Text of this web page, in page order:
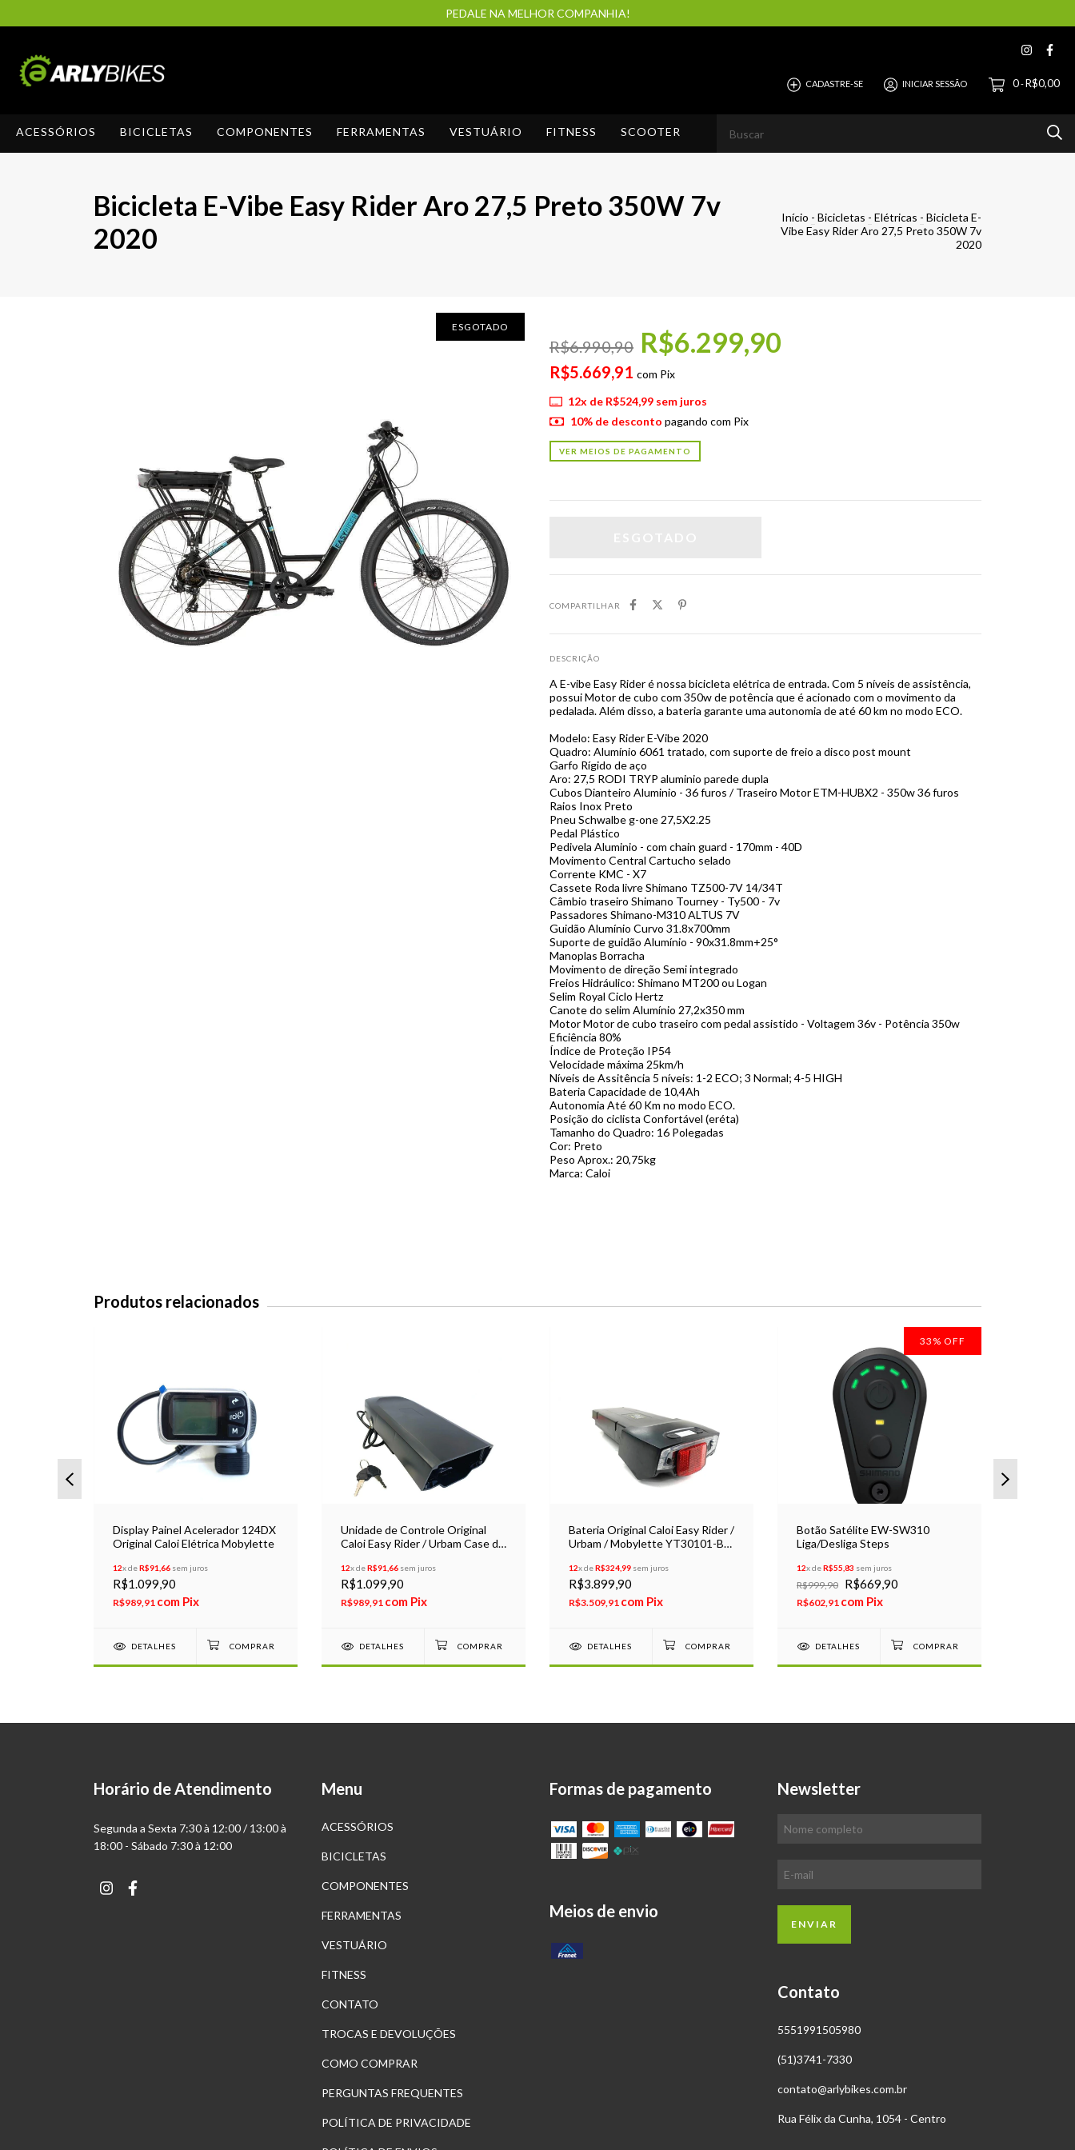
PEDALE NA MELHOR COMPANHIA!
CADASTRE-SE INICIAR SESSÃO 0-R$0,00
ACESSÓRIOS BICICLETAS COMPONENTES FERRAMENTAS VESTUÁRIO FITNESS SCOOTER
Bicicleta E-Vibe Easy Rider Aro 27,5 Preto 350W 7v
2020
Início - Bicicletas - Elétricas - Bicicleta E-
Vibe Easy Rider Aro 27,5 Preto 350W 7v
2020
ESGOTADO
R$6.990,90 R$6.299,90
R$5.669,91 com Pix
12x de R$524,99sem juros
10% de desconto pagando com Pix
VER MEIOS DE PAGAMENTO
COMPARTILHAR
DESCRIÇÃO
A E-vibe Easy Rider é nossa bicicleta elétrica de entrada. Com 5 níveis de assistência,
possui Motor de cubo com 350w de potência que é acionado com o movimento da
pedalada. Além disso, a bateria garante uma autonomia de até 60 km no modo ECO.
Modelo: Easy Rider E-Vibe 2020
Quadro: Alumínio 6061 tratado, com suporte de freio a disco post mount
Garfo Rígido de aço
Aro: 27,5 RODI TRYP aluminio parede dupla
Cubos Dianteiro Aluminio - 36 furos / Traseiro Motor ETM-HUBX2 - 350w 36 furos
Raios Inox Preto
Pneu Schwalbe g-one 27,5X2.25
Pedal Plástico
Pedivela Aluminio - com chain guard - 170mm - 40D
Movimento Central Cartucho selado
Corrente KMC - X7
Cassete Roda livre Shimano TZ500-7V 14/34T
Câmbio traseiro Shimano Tourney - Ty500 - 7v
Passadores Shimano-M310 ALTUS 7V
Guidão Alumínio Curvo 31.8x700mm
Suporte de guidão Alumínio - 90x31.8mm+25°
Manoplas Borracha
Movimento de direção Semi integrado
Freios Hidráulico: Shimano MT200 ou Logan
Selim Royal Ciclo Hertz
Canote do selim Alumínio 27,2x350 mm
Motor Motor de cubo traseiro com pedal assistido - Voltagem 36v - Potência 350w
Eficiência 80%
Índice de Proteção IP54
Velocidade máxima 25km/h
Níveis de Assitência 5 níveis: 1-2 ECO; 3 Normal; 4-5 HIGH
Bateria Capacidade de 10,4Ah
Autonomia Até 60 Km no modo ECO.
Posição do ciclista Confortável (eréta)
Tamanho do Quadro: 16 Polegadas
Cor: Preto
Peso Aprox.: 20,75kg
Marca: Caloi
Produtos relacionados
Display Painel Acelerador 124DX
Original Caloi Elétrica Mobylette
12x deR$91,66 sem juros
R$1.099,90
R$989,91 com Pix
DETALHES
Unidade de Controle Original
Caloi Easy Rider / Urbam Case da
12x deR$91,66 sem juros
R$1.099,90
R$989,91 com Pix
DETALHES
Bateria Original Caloi Easy Rider /
Urbam / Mobylette YT30101-B
12x deR$324,99 sem juros
R$3.899,90
R$3.509,91 com Pix
DETALHES
33 % OFF
Botão Satélite EW-SW310
Liga/Desliga Steps
12x deR$55,83 sem juros
R$999,90 R$669,90
R$602,91 com Pix
DETALHES
Horário de Atendimento
Segunda a Sexta 7:30 à 12:00 / 13:00 à
18:00 - Sábado 7:30 à 12:00
Menu
ACESSÓRIOS
BICICLETAS
COMPONENTES
FERRAMENTAS
VESTUÁRIO
FITNESS
CONTATO
TROCAS E DEVOLUÇÕES
COMO COMPRAR
PERGUNTAS FREQUENTES
POLÍTICA DE PRIVACIDADE
Formas de pagamento
Meios de envio
Newsletter
Contato
5551991505980
(51)3741-7330
contato@arlybikes.com.br
Rua Félix da Cunha, 1054 - Centro